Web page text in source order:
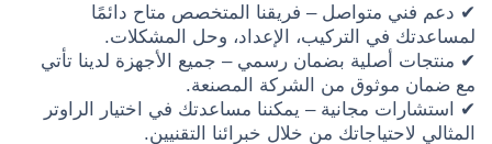
✔ دعم فني متواصل – فريقنا المتخصص متاح دائمًا
لمساعدتك في التركيب، الإعداد، وحل المشكلات.
✔ منتجات أصلية بضمان رسمي – جميع الأجهزة لدينا تأتي
مع ضمان موثوق من الشركة المصنعة.
✔ استشارات مجانية – يمكننا مساعدتك في اختيار الراوتر
المثالي لاحتياجاتك من خلال خبرائنا التقنيين.